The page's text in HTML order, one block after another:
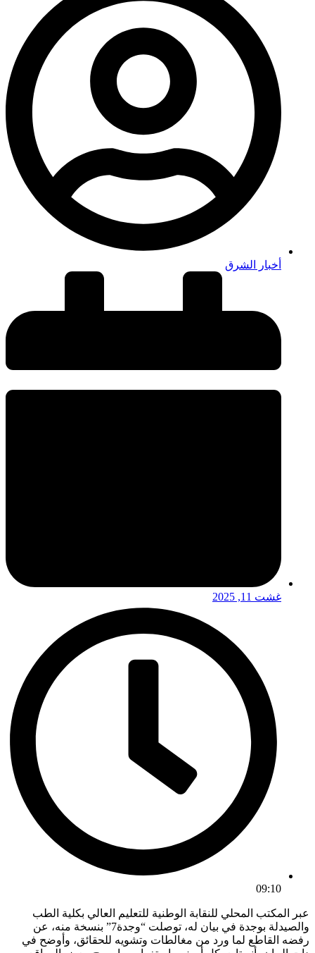
أخبار الشرق
غشت 11, 2025
09:10
عبر المكتب المحلي للنقابة الوطنية للتعليم العالي بكلية الطب
والصيدلة بوجدة في بيان له، توصلت “وجدة7” بنسخة منه، عن
رفضه القاطع لما ورد من مغالطات وتشويه للحقائق، وأوضح في